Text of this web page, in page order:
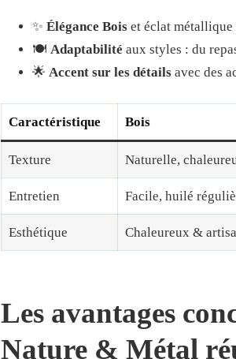
✨ Élégance Bois et éclat
🍽️ Adaptabilité aux styles : du
🌟 Accent sur les détails avec des
Caractéristique Bois
Texture Naturelle,
Entretien Facile, huilé
Esthétique Chaleureux &
Les avantages
Nature & Métal